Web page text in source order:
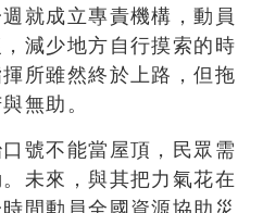
就成立專責機構，動員
減少地方自行摸索的時
所雖然終於上路，但拖
無助。
號不能當屋頂，民眾需
未來，與其把力氣花在
間動員全國資源協助災